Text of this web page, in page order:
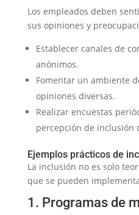
Los empleados deben
sus opiniones y
Establecer canales de
anónimos.
Fomentar un ambiente
opiniones diversas.
Realizar encuestas
percepción de inclusión
Ejemplos prácticos de
La inclusión no es solo
que se pueden
1. Programas de